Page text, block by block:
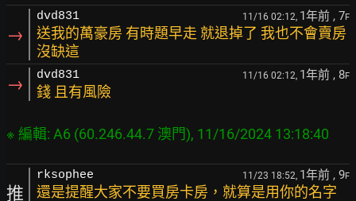
→
dvd831 11/16 02:12, 1年前 , 7F
送我的萬豪房 有時題早走 就退掉了 我也不會賣房
沒缺這
→ dvd831 11/16 02:12, 1年前 , 8F
錢 且有風險
推
rksophee 11/23 18:52, 1年前 , 9F
還是提醒大家不要買房卡房，就算是用你的名字